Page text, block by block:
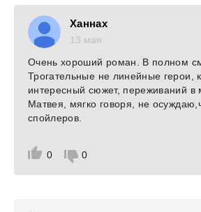
Ханнах
13 мая
0 0
Очень хороший роман. В полном
Трогательные не линейные герои,
интересный сюжет, переживаний в
Матвея, мягко говоря, не
спойлеров.